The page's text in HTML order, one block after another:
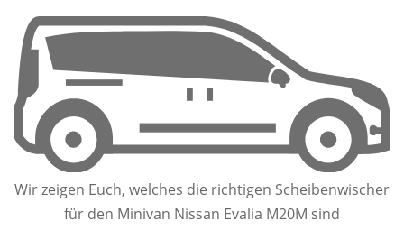
Wir zeigen Euch, welches die richtigen Scheibenwischer
für den Minivan Nissan Evalia M20M sind